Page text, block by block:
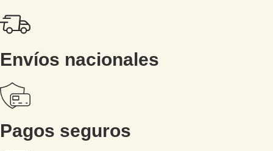
Envíos nacionales
Pagos seguros